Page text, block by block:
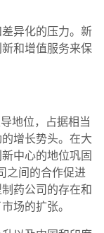
异化的压力。新
和增值服务来保
地位，占据相当
增长势头。在大
中心的地位巩固
之间的合作促进
药公司的存在和
场的扩张。